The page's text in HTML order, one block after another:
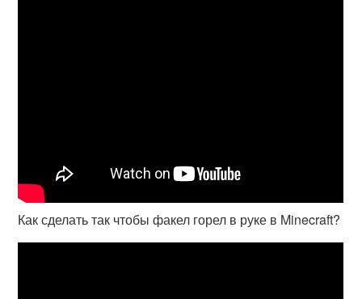
Как сделать так чтобы факел горел в руке в Minecraft?